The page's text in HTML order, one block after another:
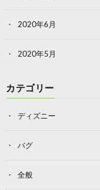
2020年6月
2020年5月
カテゴリー
ディズニー
バグ
全般